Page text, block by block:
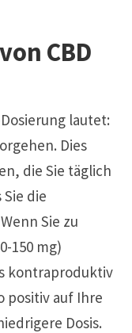
CBD
lautet:
Dies
die Sie täglich
die
Sie zu
150 mg)
kontraproduktiv
positiv auf Ihre
Dosis.